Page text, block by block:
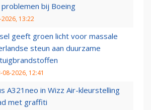
bij Boeing
2026, 13:22
geeft groen licht voor massale
steun aan duurzame
08-2026, 12:41
A321neo in Wizz Air-kleurstelling
met graffiti